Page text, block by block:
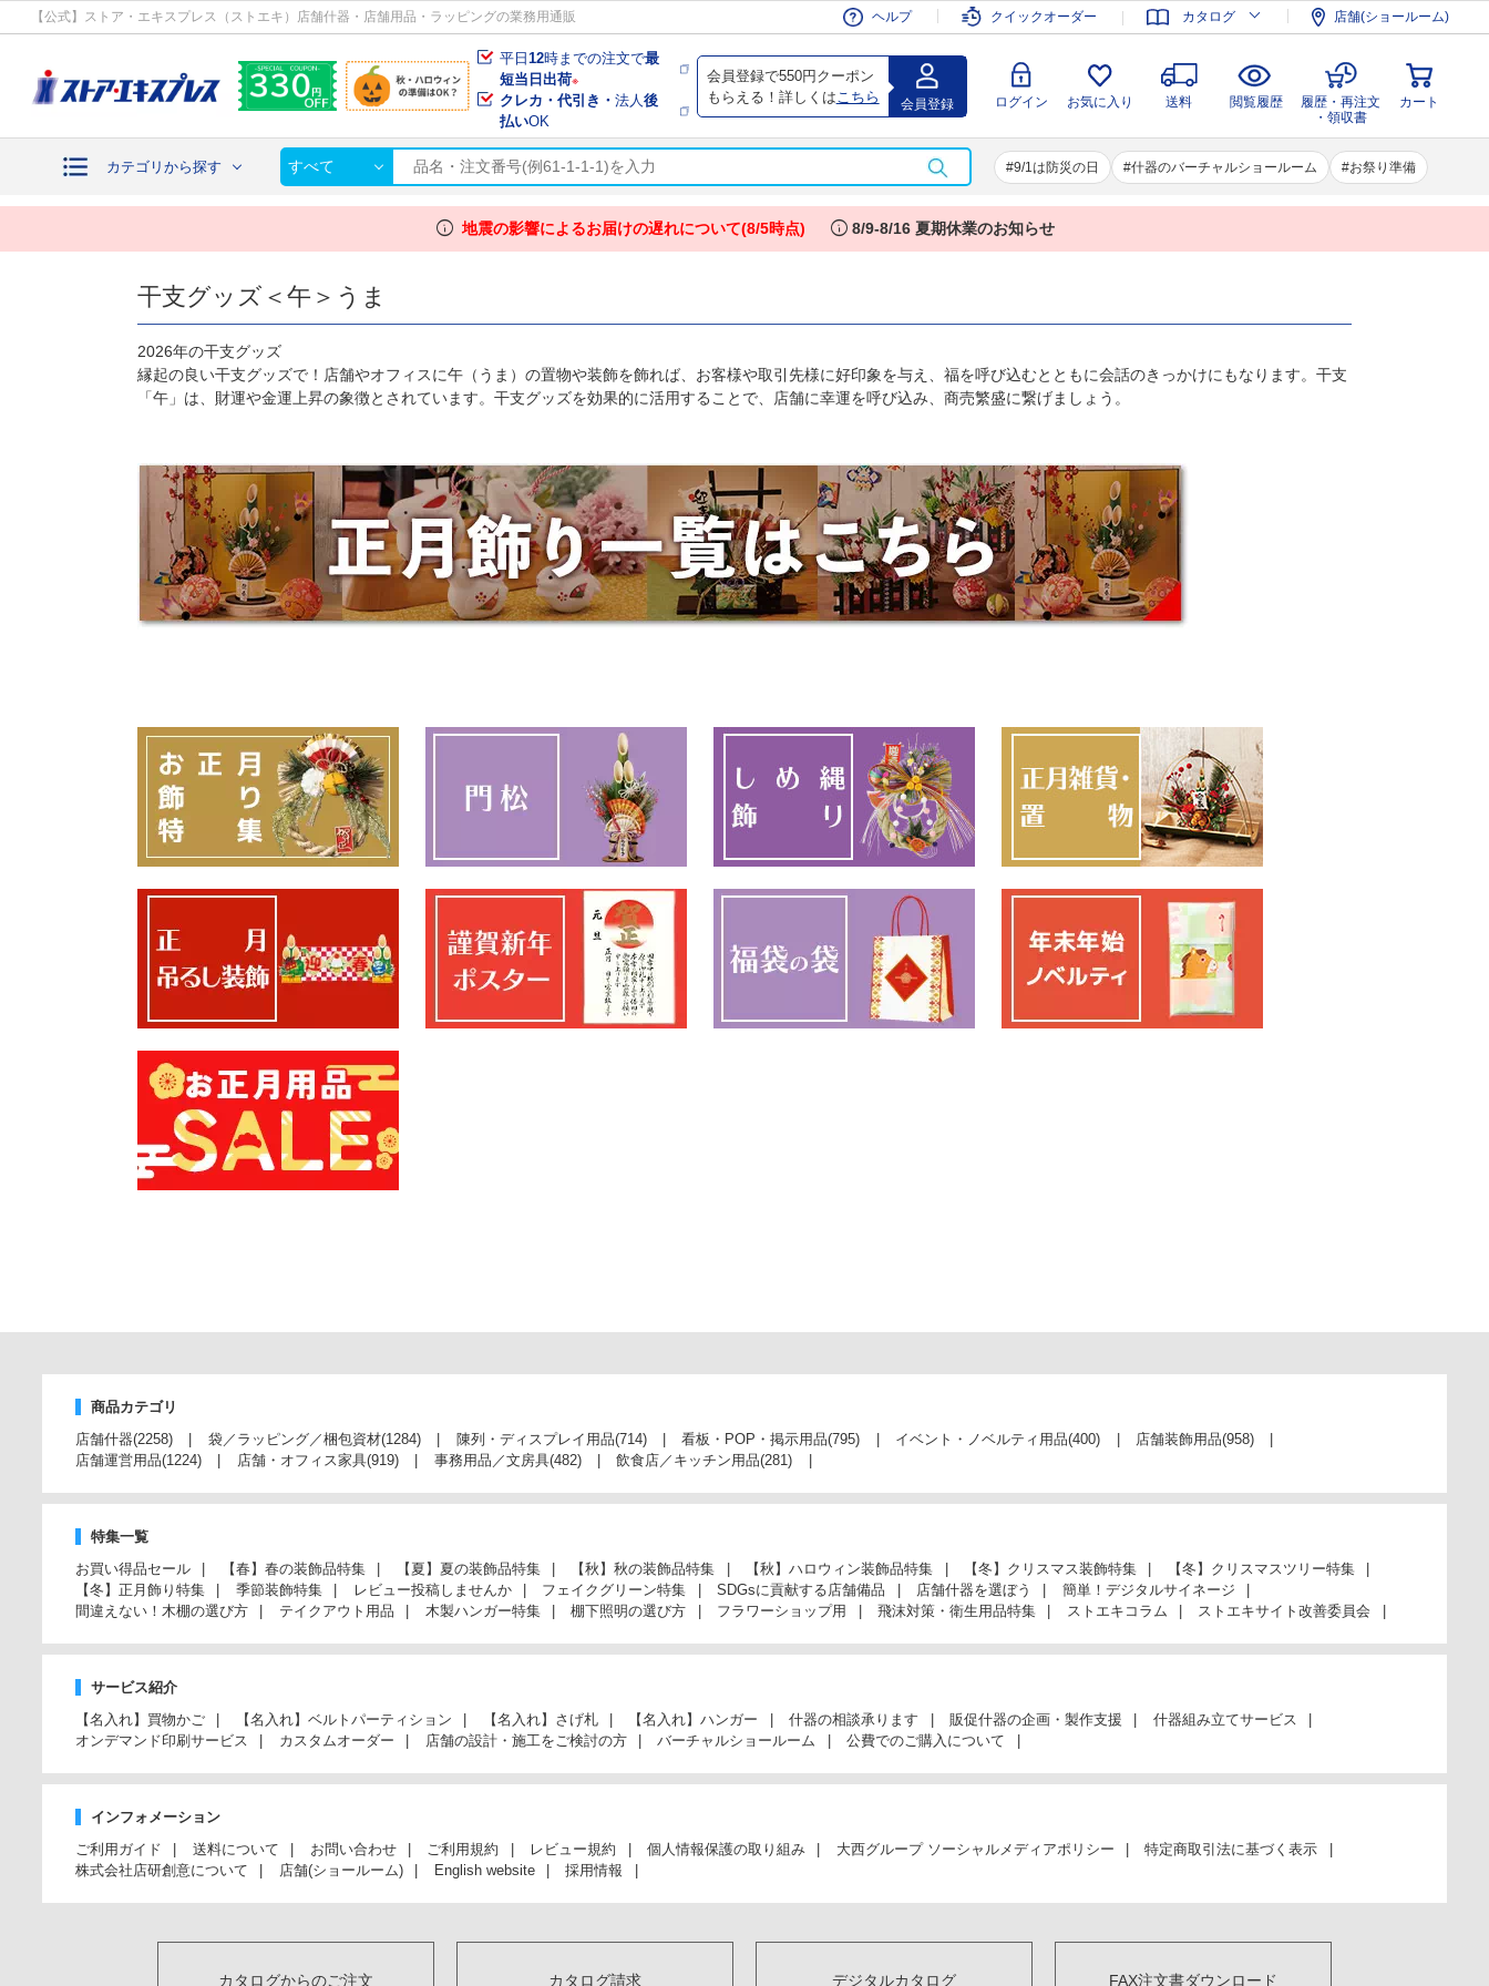
【公式】ストア・エキスプレス（ストエキ）店舗什器・店舗用品・ラッピングの業務用通販 ヘルプ クイックオーダー カタログ 店舗(ショールーム)
平日12時までの注文で最
短当日出荷※
クレカ・代引き・法人後
払いOK
会員登録で550円クーポン
もらえる！詳しくは こちら 会員登録 ログイン お気に入り 送料 閲覧履歴
履歴・再注文
・領収書
カート
カテゴリから探す すべて 9/1は防災の日 什器のバーチャルショールーム お祭り準備
会員登録 ログイン お気に入り 送料 閲覧履歴
履歴・再注文
・領収書
カート
info 地震の影響によるお届けの遅れについて(8/5時点) info 8/9-8/16 夏期休業のお知らせ
干支グッズ＜午＞うま
2026年の干支グッズ
縁起の良い干支グッズで！店舗やオフィスに午（うま）の置物や装飾を飾れば、お客様や取引先様に好印象を与え、福を呼び込むとともに会話のきっかけにもなります。干支
「午」は、財運や金運上昇の象徴とされています。干支グッズを効果的に活用することで、店舗に幸運を呼び込み、商売繁盛に繋げましょう。
商品カテゴリ
店舗什器(2258) 袋／ラッピング／梱包資材(1284) 陳列・ディスプレイ用品(714) 看板・POP・掲示用品(795) イベント・ノベルティ用品(400) 店舗装飾用品(958)
店舗運営用品(1224) 店舗・オフィス家具(919) 事務用品／文房具(482) 飲食店／キッチン用品(281)
特集一覧
お買い得品セール
【春】春の装飾品特集 【夏】夏の装飾品特集 【秋】秋の装飾品特集 【秋】ハロウィン装飾品特集 【冬】クリスマス装飾特集
【冬】クリスマスツリー特集
【冬】正月飾り特集
季節装飾特集 レビュー投稿しませんか フェイクグリーン特集 SDGsに貢献する店舗備品 店舗什器を選ぼう
簡単！デジタルサイネージ
間違えない！木棚の選び方
テイクアウト用品 木製ハンガー特集 棚下照明の選び方 フラワーショップ用 飛沫対策・衛生用品特集 ストエキコラム ストエキサイト改善委員会
サービス紹介
【名入れ】買物かご
【名入れ】ベルトパーティション 【名入れ】さげ札 【名入れ】ハンガー 什器の相談承ります 販促什器の企画・製作支援
什器組み立てサービス
オンデマンド印刷サービス
カスタムオーダー 店舗の設計・施工をご検討の方 バーチャルショールーム 公費でのご購入について
インフォメーション
ご利用ガイド
送料について お問い合わせ ご利用規約 レビュー規約 個人情報保護の取り組み 大西グループ ソーシャルメディアポリシー
特定商取引法に基づく表示
株式会社店研創意について
店舗(ショールーム) English website 採用情報
カタログからのご注文 カタログ請求 デジタルカタログ FAX注文書ダウンロード